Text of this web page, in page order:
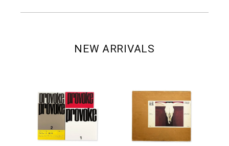
NEW ARRIVALS